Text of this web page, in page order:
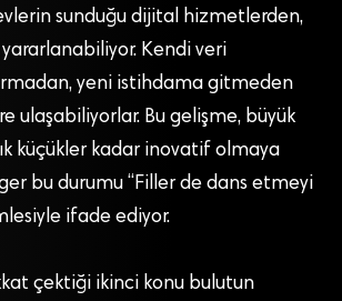
sunduğu dijital hizmetlerden,
Kendi veri
yeni istihdama gitmeden
ulaşabiliyorlar. Bu gelişme, büyük
küçükler kadar inovatif olmaya
bu durumu “Filler de dans etmeyi
ifade ediyor.
çektiği ikinci konu bulutun